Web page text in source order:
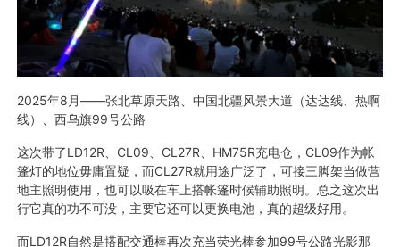
2025年8月——张北草原天路、中国北疆风景大道（达达线、热啊
线）、西乌旗99号公路
这次带了LD12R、CL09、CL27R、HM75R充电仓，CL09作为帐
篷灯的地位毋庸置疑，而CL27R就用途广泛了，可接三脚架当做营
地主照明使用，也可以吸在车上搭帐篷时候辅助照明。总之这次出
行它真的功不可没，主要它还可以更换电池，真的超级好用。
而LD12R自然是搭配交通棒再次充当荧光棒参加99号公路光影那